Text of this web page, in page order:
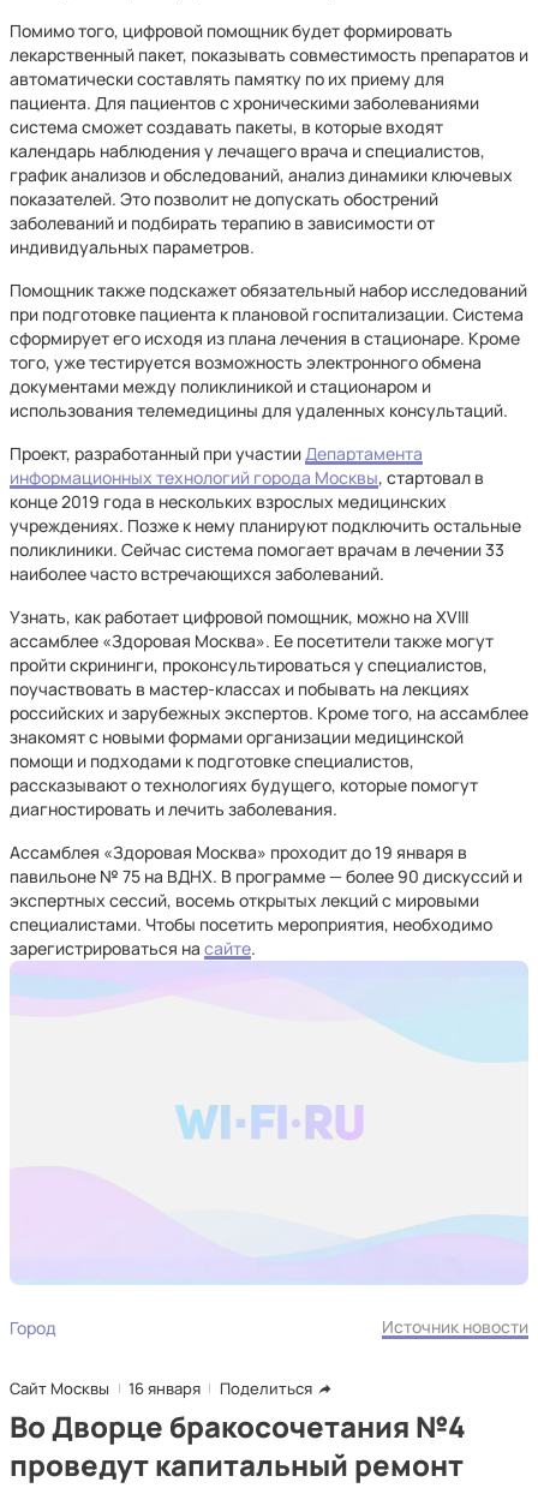
Помимо того, цифровой помощник будет формировать
лекарственный пакет, показывать совместимость препаратов и
автоматически составлять памятку по их приему для
пациента. Для пациентов с хроническими заболеваниями
система сможет создавать пакеты, в которые входят
календарь наблюдения у лечащего врача и специалистов,
график анализов и обследований, анализ динамики ключевых
показателей. Это позволит не допускать обострений
заболеваний и подбирать терапию в зависимости от
индивидуальных параметров.
Помощник также подскажет обязательный набор исследований
при подготовке пациента к плановой госпитализации. Система
сформирует его исходя из плана лечения в стационаре. Кроме
того, уже тестируется возможность электронного обмена
документами между поликлиникой и стационаром и
использования телемедицины для удаленных консультаций.
Проект, разработанный при участииДепартамента
информационных технологий города Москвы, стартовал в
конце 2019 года в нескольких взрослых медицинских
учреждениях. Позже к нему планируют подключить остальные
поликлиники. Сейчас система помогает врачам в лечении 33
наиболее часто встречающихся заболеваний.
Узнать, как работает цифровой помощник, можно на XVIII
ассамблее «Здоровая Москва». Ее посетители также могут
пройти скрининги, проконсультироваться у специалистов,
поучаствовать в мастер-классах и побывать на лекциях
российских и зарубежных экспертов. Кроме того, на ассамблее
знакомят с новыми формами организации медицинской
помощи и подходами к подготовке специалистов,
рассказывают о технологиях будущего, которые помогут
диагностировать и лечить заболевания.
Ассамблея «Здоровая Москва» проходит до 19 января в
павильоне № 75 на ВДНХ. В программе — более 90 дискуссий и
экспертных сессий, восемь открытых лекций с мировыми
специалистами. Чтобы посетить мероприятия, необходимо
зарегистрироваться на сайте.
Город Источник новости
Сайт Москвы 16 января Поделиться
Во Дворце бракосочетания №4
проведут капитальный ремонт